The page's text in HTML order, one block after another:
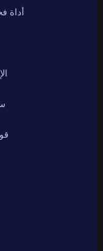
أداة
قوة